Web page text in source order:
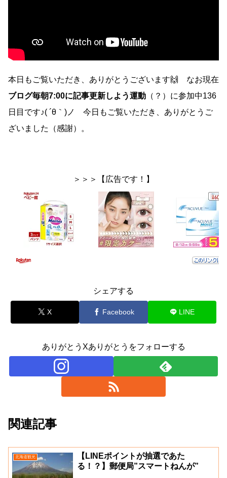
本日もご覧いただき、ありがとうございます🙌 なお現在
ブログ毎朝7:00に記事更新しよう運動 （？）に参加中136
日目です♪( ´θ｀)ノ 今日もご覧いただき、ありがとうご
ざいました（感謝）。
＞＞＞【広告です！】
シェアする
X Facebook LINE
ありがとうXありがとうをフォローする
関連記事
北海道観光
【LINEポイントが抽選であた
る！？】郵便局”スマートねんが”